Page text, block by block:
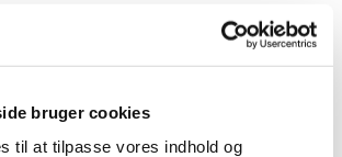
bruger cookies
til at tilpasse vores indhold og